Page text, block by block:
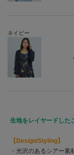
ネイビー
生地をレイヤードした
【Design/Styling】
・光沢のあるシアー